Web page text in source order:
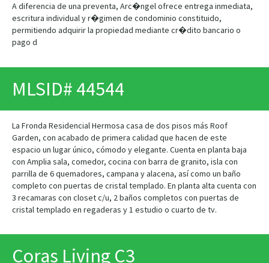
A diferencia de una preventa, Arc�ngel ofrece entrega inmediata,
escritura individual y r�gimen de condominio constituido,
permitiendo adquirir la propiedad mediante cr�dito bancario o
pago d
MLSID# 44544
La Fronda Residencial Hermosa casa de dos pisos más Roof
Garden, con acabado de primera calidad que hacen de este
espacio un lugar único, cómodo y elegante. Cuenta en planta baja
con Amplia sala, comedor, cocina con barra de granito, isla con
parrilla de 6 quemadores, campana y alacena, así como un baño
completo con puertas de cristal templado. En planta alta cuenta con
3 recamaras con closet c/u, 2 baños completos con puertas de
cristal templado en regaderas y 1 estudio o cuarto de tv.
Coras Living C3